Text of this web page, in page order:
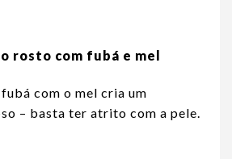
rosto com fubá e mel
com o mel cria um
– basta ter atrito com a pele.